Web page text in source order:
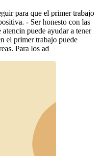
para que el primer trabajo
- Ser honesto con las
puede ayudar a tener
el primer trabajo puede
Para los ad